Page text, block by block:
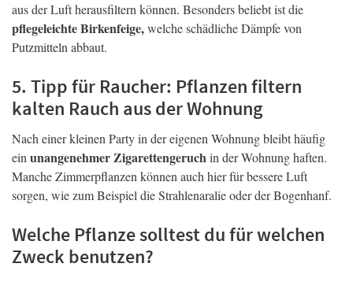
aus der Luft herausfiltern können. Besonders beliebt ist die
pflegeleichte Birkenfeige,welche schädliche Dämpfe von
Putzmitteln abbaut.
5. Tipp für Raucher: Pflanzen filtern
kalten Rauch aus der Wohnung
Nach einer kleinen Party in der eigenen Wohnung bleibt häufig
ein unangenehmer Zigarettengeruchin der Wohnung haften.
Manche Zimmerpflanzen können auch hier für bessere Luft
sorgen, wie zum Beispiel die Strahlenaralie oder der Bogenhanf.
Welche Pflanze solltest du für welchen
Zweck benutzen?